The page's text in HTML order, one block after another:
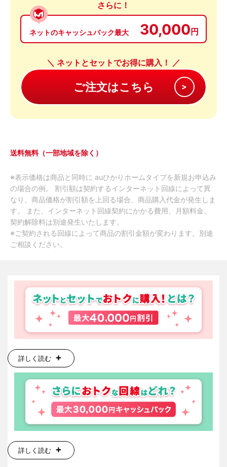
さらに！
ネットのキャッシュバック最大 30,000円
＼ ネットとセットでお得に購入！ ／
送料無料（一部地域を除く）
※表示価格は商品と同時に auひかりホームタイプを新規お申込み
の場合の例。 割引額は契約するインターネット回線によって異
なり、商品価格が割引額を上回る場合、商品購入代金が発生しま
す。 また、インターネット回線契約にかかる費用、月額料金、
契約解除料は別途発生いたします。
※ご契約される回線によって商品の割引金額が変わります。別途
ご相談ください。
詳しく読む
詳しく読む